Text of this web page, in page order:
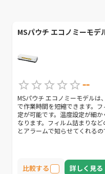
MSパウチ エコノミーモデ
--
MSパウチ エコノミーモデルは
で作業時間を短縮できます。
定が可能です。温度設定が細
なります。フィルム詰まりな
とアラームで知らせてくれるの
比較する 詳しく見る